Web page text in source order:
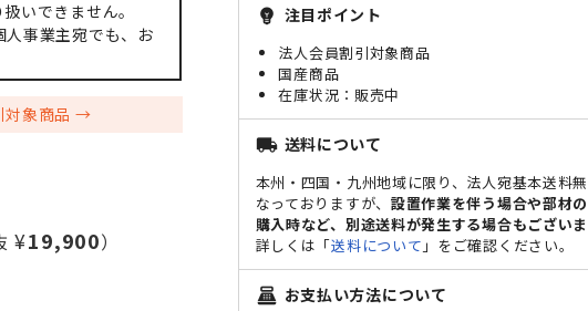
いできません。
事業主宛でも、お
象商品
¥19,900）
emoji_objects 注目ポイント
法人会員割引対象商品
国産商品
販売中
local_shipping 送料について
本州・四国・九州地域に限り、法人宛基本送料
なっておりますが、 設置作業を伴う場合や部材
購入時など、別途送料が発生する場合もござい
詳しくは「送料について 」をご確認ください。
point_of_sale お支払い方法について